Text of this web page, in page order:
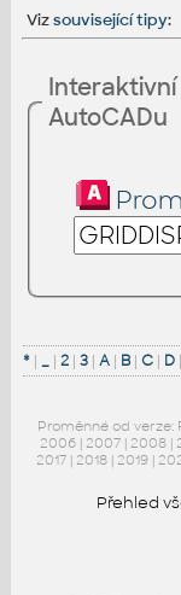
Vizsouvisející tipy:
AutoCADu
*| _| 2| 3| A| B| C| D|
Proměnné od verze:
2006 | 2007 | 2008 |
2017 | 2018 | 2019 |
Přehled